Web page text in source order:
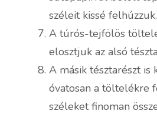
széleit kissé felhúzzuk.
A túrós-tejfölös
elosztjuk az alsó
A másik tésztarészt is
óvatosan a töltelékre
széleket finoman